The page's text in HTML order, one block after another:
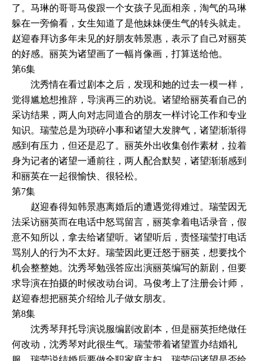
了。马琳的哥哥马俊跟一个女孩子见面相亲，淘气的马琳
躲在一旁偷看，女生知道了是他妹妹便生气的转头就走。
赵迎春拜访多年未见的好朋友韩景惠，表示了自己对丽英
的好感。丽英为诸望画了一幅肖像画，打算送给他。
第6集
沈秀情在看过剧本之后，发现和她的过去一模一样，
觉得尴尬想推辞，导演再三的劝说。诸望给丽英看自己的
采访结果，两人向对志同道合的朋友一样讨论工作和专业
知识。瑞莹总是为琐碎小事和诸望大发脾气，诸望渐渐得
感到有压力，但还是忍了。丽英外出收集创作素材，拉着
身为记者的诸望一通前往，两人配合默契，诸望渐渐感到
和丽英在一起很愉快、很轻松。
第7集
赵迎春得知韩景惠离婚后的遭遇觉得难过。瑞莹因无
法采访丽英而在电话中怒骂留言，丽英拿着电话录音，假
意不知所以，拿去给诸望听。诸望听后，责怪瑞莹打电话
骂别人的行为不太好。瑞莹因此更迁怒于丽英，想要找个
机会整整她。沈秀琴勉强答应出演丽英编写的新剧，但要
求导演在拍摄的时候改动台词。马俊考上了注册会计师，
赵迎春想把丽英介绍给儿子做女朋友。
第8集
沈秀琴拜托导演说服编剧改剧本，但是丽英拒绝做任
何改动，沈秀琴对此很生气。瑞莹带着诸望置办结婚礼